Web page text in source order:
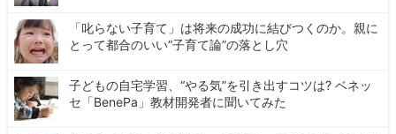
「叱らない子育て」は将来の成功に結びつくのか。親に
とって都合のいい“子育て論”の落とし穴
子どもの自宅学習、“やる気”を引き出すコツは? ベネッ
セ「BenePa」教材開発者に聞いてみた